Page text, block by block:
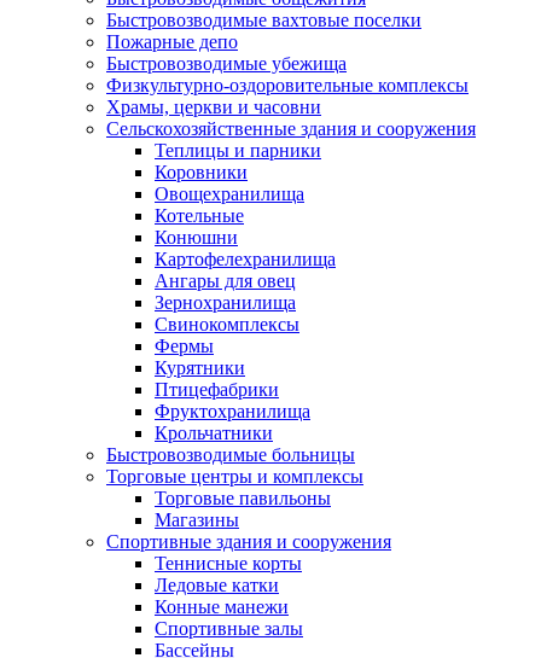
Быстровозводимые вахтовые поселки
Пожарные депо
Быстровозводимые убежища
Физкультурно-оздоровительные комплексы
Храмы, церкви и часовни
Сельскохозяйственные здания и сооружения
Теплицы и парники
Коровники
Овощехранилища
Котельные
Конюшни
Картофелехранилища
Ангары для овец
Зернохранилища
Свинокомплексы
Фермы
Курятники
Птицефабрики
Фруктохранилища
Крольчатники
Быстровозводимые больницы
Торговые центры и комплексы
Торговые павильоны
Магазины
Спортивные здания и сооружения
Теннисные корты
Ледовые катки
Конные манежи
Спортивные залы
Бассейны